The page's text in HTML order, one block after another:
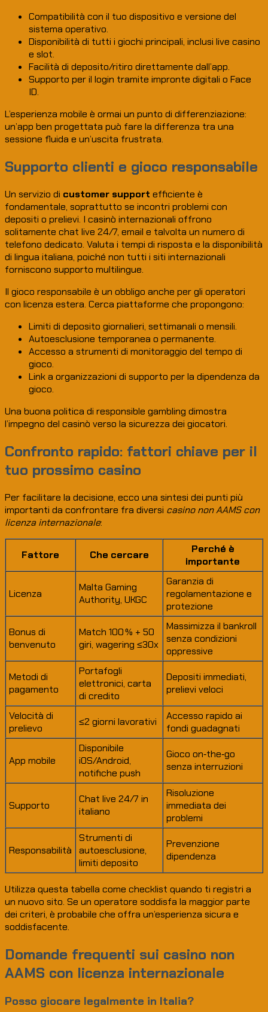
Compatibilità con il tuo dispositivo e versione del
sistema operativo.
Disponibilità di tutti i giochi principali, inclusi live casino
e slot.
Facilità di deposito/ritiro direttamente dall’app.
Supporto per il login tramite impronte digitali o Face
ID.
L’esperienza mobile è ormai un punto di differenziazione:
un’app ben progettata può fare la differenza tra una
sessione fluida e un’uscita frustrata.
Supporto clienti e gioco responsabile
Un servizio di customer support efficiente è
fondamentale, soprattutto se incontri problemi con
depositi o prelievi. I casinò internazionali offrono
solitamente chat live 24/7, email e talvolta un numero di
telefono dedicato. Valuta i tempi di risposta e la disponibilità
di lingua italiana, poiché non tutti i siti internazionali
forniscono supporto multilingue.
Il gioco responsabile è un obbligo anche per gli operatori
con licenza estera. Cerca piattaforme che propongono:
Limiti di deposito giornalieri, settimanali o mensili.
Autoesclusione temporanea o permanente.
Accesso a strumenti di monitoraggio del tempo di
gioco.
Link a organizzazioni di supporto per la dipendenza da
gioco.
Una buona politica di responsible gambling dimostra
l’impegno del casinò verso la sicurezza dei giocatori.
Confronto rapido: fattori chiave per il
tuo prossimo casino
Per facilitare la decisione, ecco una sintesi dei punti più
importanti da confrontare fra diversi casino non AAMS con
licenza internazionale:
Fattore Che cercare
Perché è
importante
Licenza
Malta Gaming
Authority, UKGC
Garanzia di
regolamentazione e
protezione
Bonus di
benvenuto
Match 100 % + 50
giri, wagering ≤30x
Massimizza il bankroll
senza condizioni
oppressive
Metodi di
pagamento
Portafogli
elettronici, carta
di credito
Depositi immediati,
prelievi veloci
Velocità di
prelievo
≤2 giorni lavorativi
Accesso rapido ai
fondi guadagnati
App mobile
Disponibile
iOS/Android,
notifiche push
Gioco on‑the‑go
senza interruzioni
Supporto
Chat live 24/7 in
italiano
Risoluzione
immediata dei
problemi
Responsabilità
Strumenti di
autoesclusione,
limiti deposito
Prevenzione
dipendenza
Utilizza questa tabella come checklist quando ti registri a
un nuovo sito. Se un operatore soddisfa la maggior parte
dei criteri, è probabile che offra un’esperienza sicura e
soddisfacente.
Domande frequenti sui casino non
AAMS con licenza internazionale
Posso giocare legalmente in Italia?